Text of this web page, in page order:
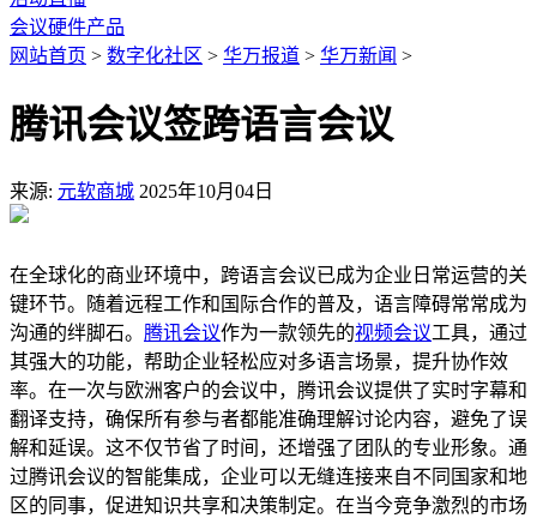
会议硬件产品
网站首页 > 数字化社区 > 华万报道 > 华万新闻 >
腾讯会议签跨语言会议
来源: 元软商城 2025年10月04日
在全球化的商业环境中，跨语言会议已成为企业日常运营的关
键环节。随着远程工作和国际合作的普及，语言障碍常常成为
沟通的绊脚石。 腾讯会议作为一款领先的视频会议工具，通过
其强大的功能，帮助企业轻松应对多语言场景，提升协作效
率。在一次与欧洲客户的会议中，腾讯会议提供了实时字幕和
翻译支持，确保所有参与者都能准确理解讨论内容，避免了误
解和延误。这不仅节省了时间，还增强了团队的专业形象。通
过腾讯会议的智能集成，企业可以无缝连接来自不同国家和地
区的同事，促进知识共享和决策制定。在当今竞争激烈的市场